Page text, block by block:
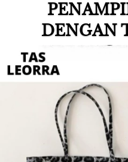
DENGAN